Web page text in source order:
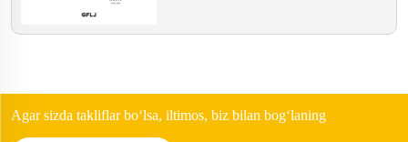
Agar sizda takliflar boʻlsa, iltimos, biz bilan bogʻlaning